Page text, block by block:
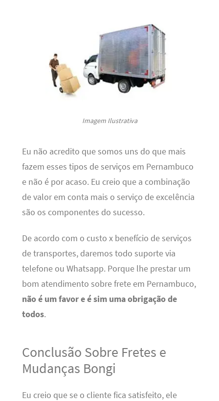
Imagem Ilustrativa
Eu não acredito que somos uns do que mais
fazem esses tipos de serviços em Pernambuco
e não é por acaso. Eu creio que a combinação
de valor em conta mais o serviço de excelência
são os componentes do sucesso.
De acordo com o custo x benefício de serviços
de transportes, daremos todo suporte via
telefone ou Whatsapp. Porque lhe prestar um
bom atendimento sobre frete em Pernambuco,
não é um favor e é sim uma obrigação de
todos.
Conclusão Sobre Fretes e
Mudanças Bongi
Eu creio que se o cliente fica satisfeito, ele